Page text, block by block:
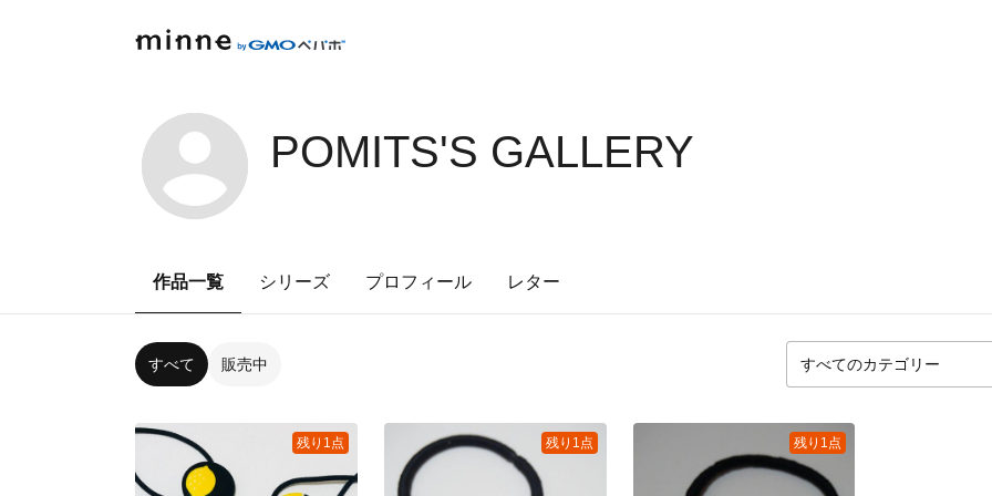
POMITS'S GALLERY
作品一覧 シリーズ プロフィール レター
すべて 販売中
残り1点 残り1点 残り1点